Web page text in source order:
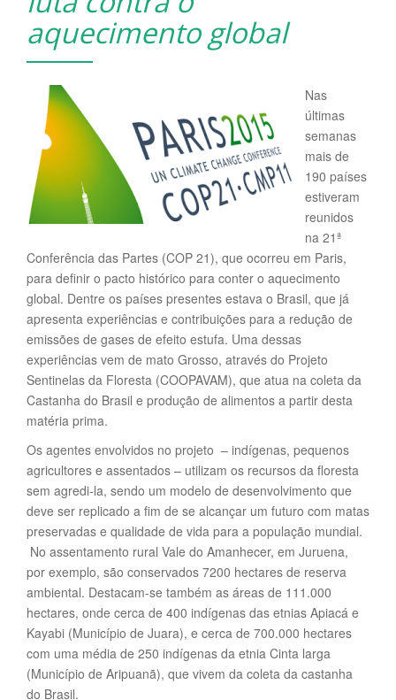
aquecimento global
Nas
últimas
semanas
mais de
190 países
estiveram
reunidos
na 21ª
Conferência das Partes (COP 21), que ocorreu em Paris,
para definir o pacto histórico para conter o aquecimento
global. Dentre os países presentes estava o Brasil, que já
apresenta experiências e contribuições para a redução de
emissões de gases de efeito estufa. Uma dessas
experiências vem de mato Grosso, através do Projeto
Sentinelas da Floresta (COOPAVAM), que atua na coleta da
Castanha do Brasil e produção de alimentos a partir desta
matéria prima.
Os agentes envolvidos no projeto – indígenas, pequenos
agricultores e assentados – utilizam os recursos da floresta
sem agredi-la, sendo um modelo de desenvolvimento que
deve ser replicado a fim de se alcançar um futuro com matas
preservadas e qualidade de vida para a população mundial.
No assentamento rural Vale do Amanhecer, em Juruena,
por exemplo, são conservados 7200 hectares de reserva
ambiental. Destacam-se também as áreas de 111.000
hectares, onde cerca de 400 indígenas das etnias Apiacá e
Kayabi (Município de Juara), e cerca de 700.000 hectares
com uma média de 250 indígenas da etnia Cinta larga
(Município de Aripuanã), que vivem da coleta da castanha
do Brasil.